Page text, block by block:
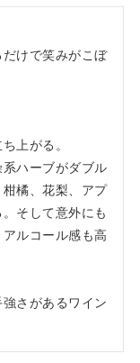
けで笑みがこぼ
上がる。
ハーブがダブル
橘、花梨、アプ
そして意外にも
ルコール感も高
さがあるワイン